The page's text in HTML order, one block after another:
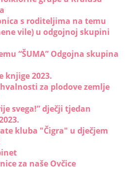
s roditeljima na temu
vile) u odgojnoj skupini
“ŠUMA” Odgojna skupina
knjige 2023.
za plodove zemlje
svega!” dječji tjedan
kluba "Čigra" u dječjem
za naše Ovčice